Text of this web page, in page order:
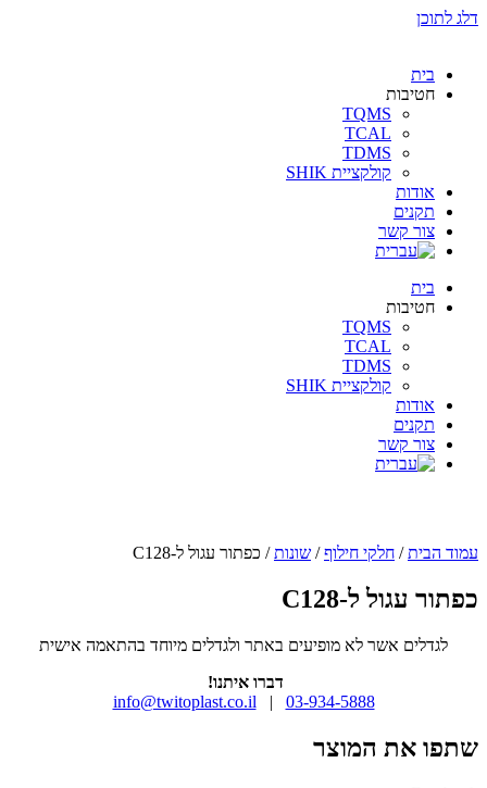
דלג לתוכן
בית
חטיבות
TQMS
TCAL
TDMS
קולקציית SHIK
אודות
תקנים
צור קשר
בית
חטיבות
TQMS
TCAL
TDMS
קולקציית SHIK
אודות
תקנים
צור קשר
עמוד הבית/ חלקי חילוף/ שונות/ כפתור עגול ל-C128
כפתור עגול ל-C128
לגדלים אשר לא מופיעים באתר ולגדלים מיוחד בהתאמה אישית
דברו איתנו!
03-934-5888
|
info@twitoplast.co.il
שתפו את המוצר